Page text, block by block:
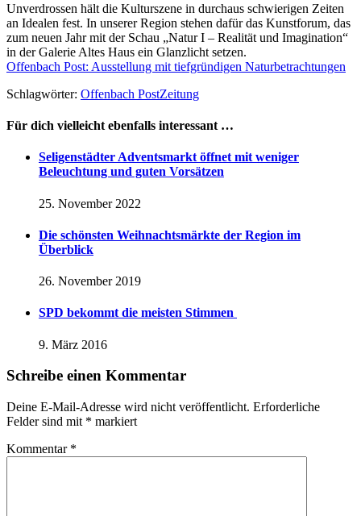
Unverdrossen hält die Kulturszene in durchaus schwierigen Zeiten
an Idealen fest. In unserer Region stehen dafür das Kunstforum, das
zum neuen Jahr mit der Schau „Natur I – Realität und Imagination“
in der Galerie Altes Haus ein Glanzlicht setzen.
Offenbach Post: Ausstellung mit tiefgründigen Naturbetrachtungen
Schlagwörter: Offenbach PostZeitung
Für dich vielleicht ebenfalls interessant …
Seligenstädter Adventsmarkt öffnet mit weniger
Beleuchtung und guten Vorsätzen
25. November 2022
Die schönsten Weihnachtsmärkte der Region im
Überblick
26. November 2019
SPD bekommt die meisten Stimmen
9. März 2016
Schreibe einen Kommentar
Deine E-Mail-Adresse wird nicht veröffentlicht. Erforderliche
Felder sind mit * markiert
Kommentar *